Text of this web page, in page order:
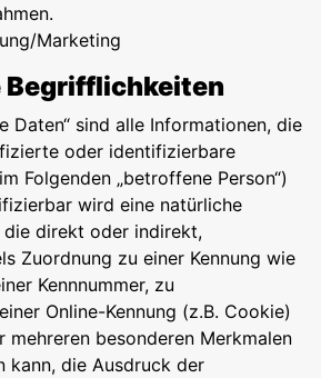
Marketing
Begrifflichkeiten
Daten“ sind alle Informationen, die
oder identifizierbare
Folgenden „betroffene Person“)
wird eine natürliche
die direkt oder indirekt,
Zuordnung zu einer Kennung wie
Kennnummer, zu
Online-Kennung (z.B. Cookie)
mehreren besonderen Merkmalen
kann, die Ausdruck der